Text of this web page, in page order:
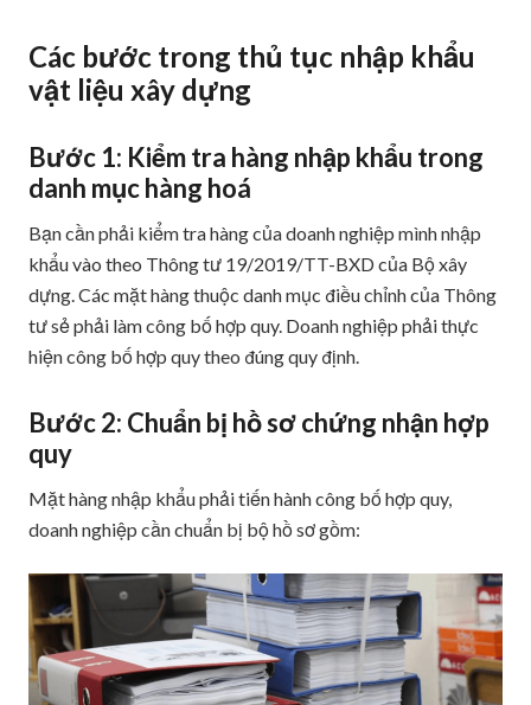
Các bước trong thủ tục nhập khẩu
vật liệu xây dựng
Bước 1: Kiểm tra hàng nhập khẩu trong
danh mục hàng hoá
Bạn cần phải kiểm tra hàng của doanh nghiệp mình nhập
khẩu vào theo Thông tư 19/2019/TT-BXD của Bộ xây
dựng. Các mặt hàng thuộc danh mục điều chỉnh của Thông
tư sẻ phải làm công bố hợp quy. Doanh nghiệp phải thực
hiện công bố hợp quy theo đúng quy định.
Bước 2: Chuẩn bị hồ sơ chứng nhận hợp
quy
Mặt hàng nhập khẩu phải tiến hành công bố hợp quy,
doanh nghiệp cần chuẩn bị bộ hồ sơ gồm: